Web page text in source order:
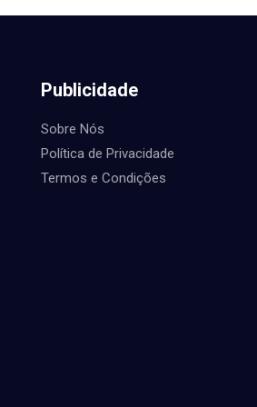
Publicidade
Sobre Nós
Política de Privacidade
Termos e Condições